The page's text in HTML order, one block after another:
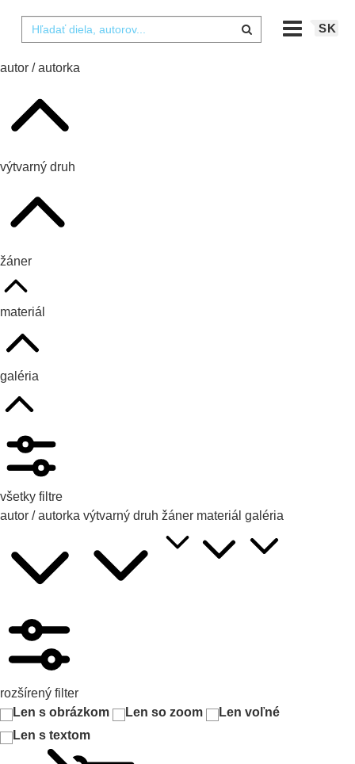
SK
autor / autorka
výtvarný druh
žáner
materiál
galéria
všetky filtre
autor / autorka výtvarný druh žáner materiál galéria
rozšírený filter
Len s obrázkom
Len so zoom
Len voľné
Len s textom